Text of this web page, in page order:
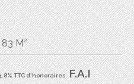
M²
TTC d'honorairesF.A.I